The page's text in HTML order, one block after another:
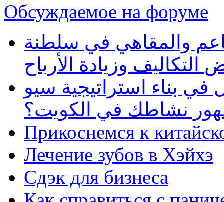
Обсуждаемое на форуме
والمقاهي في سلطنة
وزيادة الأرباح
بناء استراتيجية سيو
نشاطك في الكويت؟
Прикоснемся к
Лечение зубов в Хэйхэ
Сдэк для бизнеса